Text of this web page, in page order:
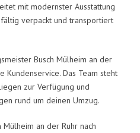
mit modernster Ausstattung
verpackt und transportiert
Busch Mülheim an der
Kundenservice. Das Team steht
zur Verfügung und
rund um deinen Umzug.
an der Ruhr nach